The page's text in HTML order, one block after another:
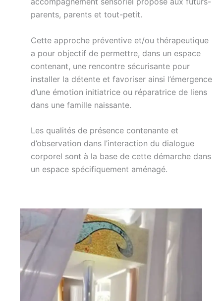
parents, parents et tout-petit.
Cette approche préventive et/ou thérapeutique
a pour objectif de permettre, dans un espace
contenant, une rencontre sécurisante pour
installer la détente et favoriser ainsi l’émergence
d’une émotion initiatrice ou réparatrice de liens
dans une famille naissante.
Les qualités de présence contenante et
d’observation dans l’interaction du dialogue
corporel sont à la base de cette démarche dans
un espace spécifiquement aménagé.